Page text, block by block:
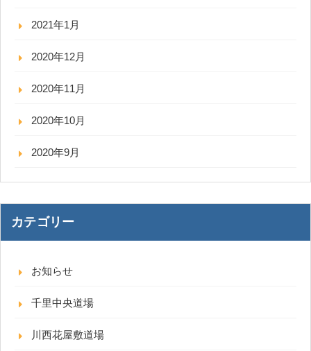
2021年1月
2020年12月
2020年11月
2020年10月
2020年9月
カテゴリー
お知らせ
千里中央道場
川西花屋敷道場